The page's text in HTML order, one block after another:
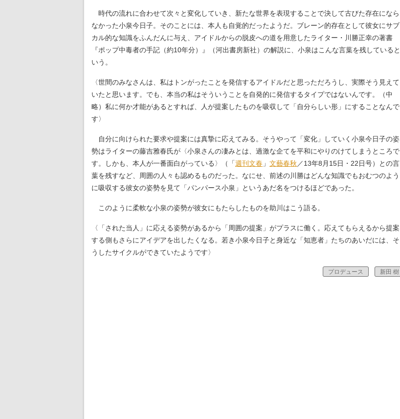
時代の流れに合わせて次々と変化していき、新たな世界を表現することで決して古びた存在になら
なかった小泉今日子。そのことには、本人も自覚的だったようだ。ブレーン的存在として彼女にサブ
カル的な知識をふんだんに与え、アイドルからの脱皮への道を用意したライター・川勝正幸の著書
『ポップ中毒者の手記（約10年分）』（河出書房新社）の解説に、小泉はこんな言葉を残していると
いう。
〈世間のみなさんは、私はトンがったことを発信するアイドルだと思っただろうし、実際そう見えて
いたと思います。でも、本当の私はそういうことを自発的に発信するタイプではないんです。（中
略）私に何か才能があるとすれば、人が提案したものを吸収して「自分らしい形」にすることなんで
す〉
自分に向けられた要求や提案には真摯に応えてみる。そうやって「変化」していく小泉今日子の姿
勢はライターの藤吉雅春氏が〈小泉さんの凄みとは、過激な企てを平和にやりのけてしまうところで
す。しかも、本人が一番面白がっている〉（「週刊文春 」 文藝春秋 ／13年8月15日・22日号）との言
葉を残すなど、周囲の人々も認めるものだった。なにせ、前述の川勝はどんな知識でもおむつのよう
に吸収する彼女の姿勢を見て「パンパース小泉」というあだ名をつけるほどであった。
このように柔軟な小泉の姿勢が彼女にもたらしたものを助川はこう語る。
〈「された当人」に応える姿勢があるから「周囲の提案」がプラスに働く。応えてもらえるから提案
する側もさらにアイデアを出したくなる。若き小泉今日子と身近な「知恵者」たちのあいだには、そ
うしたサイクルができていたようです〉
プロデュース 新田 樹